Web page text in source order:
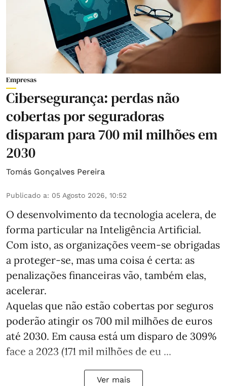
Empresas
Cibersegurança: perdas não
cobertas por seguradoras
disparam para 700 mil milhões em
2030
Tomás Gonçalves Pereira
Publicado a: 05 Agosto 2026, 10:52
O desenvolvimento da tecnologia acelera, de
forma particular na Inteligência Artificial.
Com isto, as organizações veem-se obrigadas
a proteger-se, mas uma coisa é certa: as
penalizações financeiras vão, também elas,
acelerar.
Aquelas que não estão cobertas por seguros
poderão atingir os 700 mil milhões de euros
até 2030. Em causa está um disparo de 309%
face a 2023 (171 mil milhões de eu ...
Ver mais